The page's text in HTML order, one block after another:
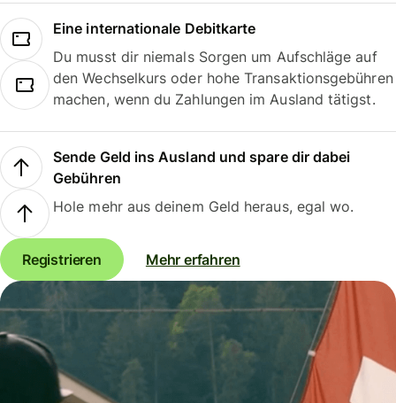
Eine internationale Debitkarte
Du musst dir niemals Sorgen um Aufschläge auf
den Wechselkurs oder hohe Transaktionsgebühren
machen, wenn du Zahlungen im Ausland tätigst.
Sende Geld ins Ausland und spare dir dabei
Gebühren
Hole mehr aus deinem Geld heraus, egal wo.
Registrieren Mehr erfahren